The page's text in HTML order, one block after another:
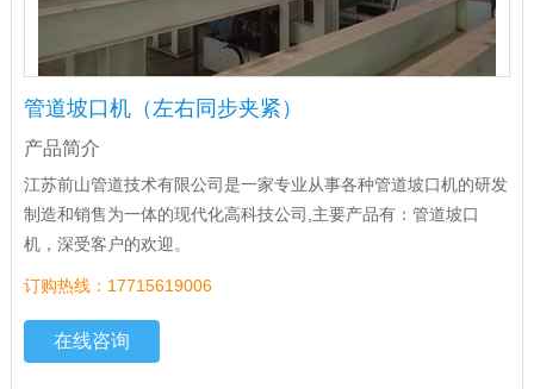
管道坡口机（左右同步夹紧）
产品简介
江苏前山管道技术有限公司是一家专业从事各种管道坡口机的研发
制造和销售为一体的现代化高科技公司,主要产品有：管道坡口
机，深受客户的欢迎。
订购热线：17715619006
在线咨询